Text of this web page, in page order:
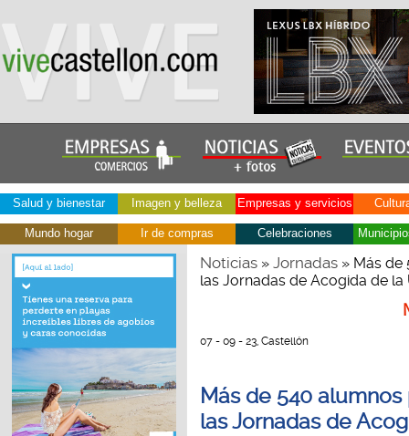
Salud y bienestar Imagen y belleza Empresas y servicios
Mundo hogar Ir de compras Celebraciones
Noticias» Jornadas» Más de
las Jornadas de Acogida de la
07 - 09 - 23, Castellón
Más de 540
las Jornadas de